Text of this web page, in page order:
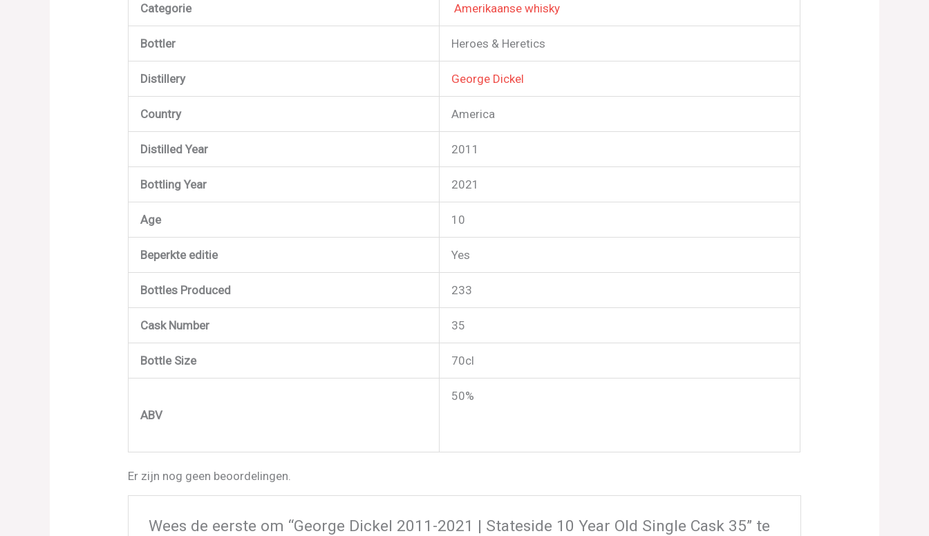
Categorie
Amerikaanse whisky
Bottler Heroes & Heretics
Distillery George Dickel
Country America
Distilled Year 2011
Bottling Year 2021
Age 10
Beperkte editie Yes
Bottles Produced 233
Cask Number 35
Bottle Size 70cl
ABV
50%
Er zijn nog geen beoordelingen.
Wees de eerste om “George Dickel 2011-2021 | Stateside 10 Year Old Single Cask 35” te